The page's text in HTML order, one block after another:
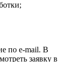
по e-mail. В
заявку в